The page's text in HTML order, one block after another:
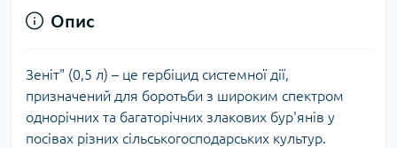
Опис
Зеніт" (0,5 л) – це гербіцид системної дії,
призначений для боротьби з широким спектром
однорічних та багаторічних злакових бур'янів у
посівах різних сільськогосподарських культур.